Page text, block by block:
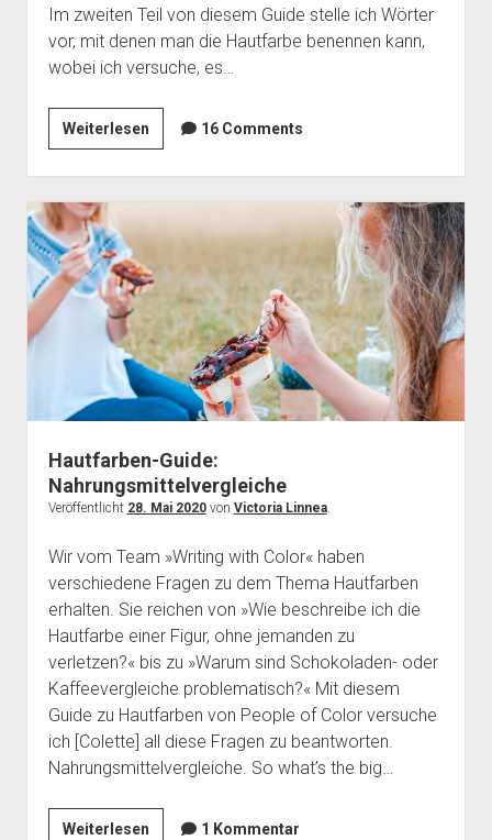
Im zweiten Teil von diesem Guide stelle ich Wörter
vor, mit denen man die Hautfarbe benennen kann,
wobei ich versuche, es…
WeiterlesenHautfarben-
Guide:
Farbnamen
16 Comments
Hautfarben-Guide:
Nahrungsmittelvergleiche
Veröffentlicht 28. Mai 2020von Victoria Linnea.
Wir vom Team »Writing with Color« haben
verschiedene Fragen zu dem Thema Hautfarben
erhalten. Sie reichen von »Wie beschreibe ich die
Hautfarbe einer Figur, ohne jemanden zu
verletzen?« bis zu »Warum sind Schokoladen- oder
Kaffeevergleiche problematisch?« Mit diesem
Guide zu Hautfarben von People of Color versuche
ich [Colette] all diese Fragen zu beantworten.
Nahrungsmittelvergleiche. So what’s the big…
WeiterlesenHautfarben-1 Kommentar